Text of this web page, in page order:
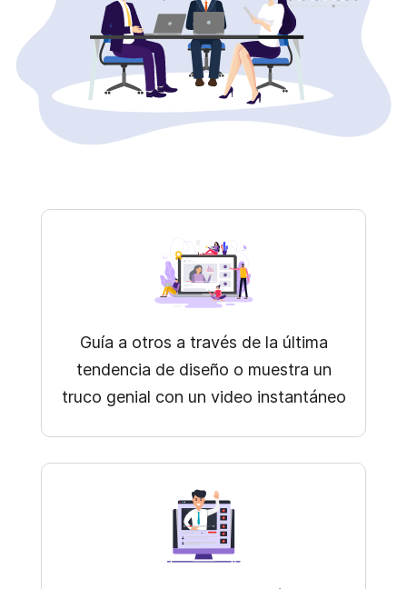
Guía a otros a través de la última
tendencia de diseño o muestra un
truco genial con un video instantáneo